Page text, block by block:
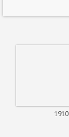
1910